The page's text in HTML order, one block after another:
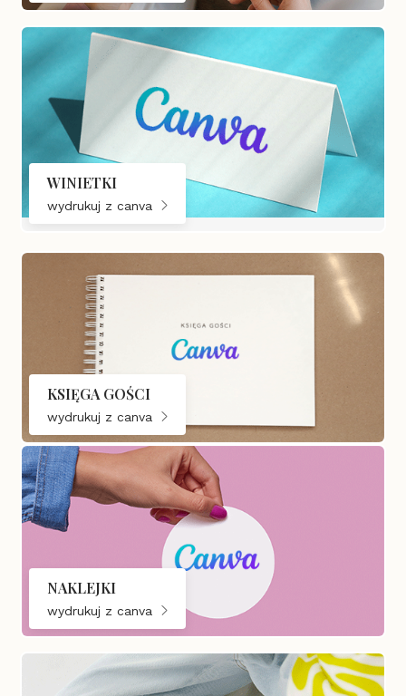
WINIETKI
wydrukuj z canva
KSIĘGA GOŚCI
wydrukuj z canva
NAKLEJKI
wydrukuj z canva